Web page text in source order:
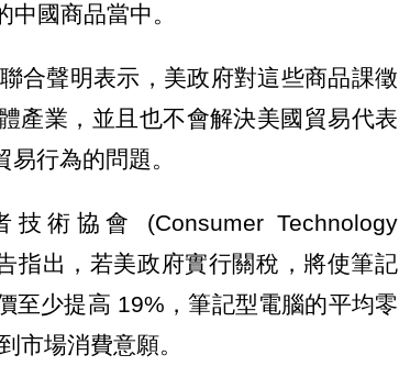
國商品當中。
合聲明表示，美政府對這些商品課徵
產業，並且也不會解決美國貿易代表
行為的問題。
術協會 (Consumer Technology
指出，若美政府實行關稅，將使筆記
至少提高 19%，筆記型電腦的平均零
市場消費意願。